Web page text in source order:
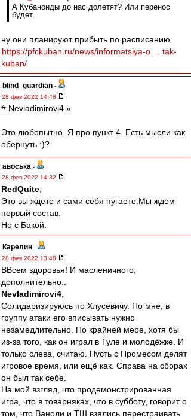
А Кубаноиды до нас долетят? Или перенос
будет.
ну они планируют прибыть по расписанию
https://pfckuban.ru/news/informatsiya-o ... tak-
kuban/
blind_guardian -
28 фев 2022 14:48
# Nevladimirovi4 »
Это любопытно. Я про пункт 4. Есть мысли как
обернуть :)?
авоська -
28 фев 2022 14:32
RedQuite
Это вы ждете и сами себя пугаете.Мы ждем
первый состав.
Но с Бакой.
Карелин -
28 фев 2022 13:48
ВВсем здоровья! И масленичного,
дополнительно..
Nevladimirovi4
Солидаризируюсь по Хлусевичу. По мне, в
группу атаки его вписывать нужно
незамедлительно. По крайней мере, хотя бы
из-за того, как он играл в Туле и молодёжке. И
только слева, считаю. Пусть с Промесом делят
игровое время, или ещё как. Справа на сборах
он был так себе.
На мой взгляд, что продемонстрированная
игра, что в товарняках, что в субботу, говорит о
том, что Ваноли и ТШ взялись перестраивать